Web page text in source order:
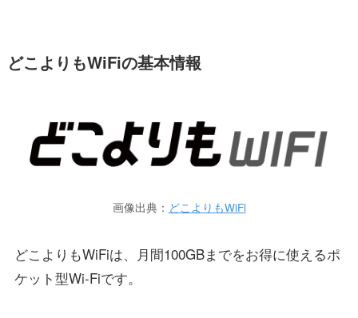
どこよりもWiFiの基本情報
画像出典： どこよりもWiFi
どこよりもWiFiは、月間100GBまでをお得に使えるポ
ケット型Wi-Fiです。